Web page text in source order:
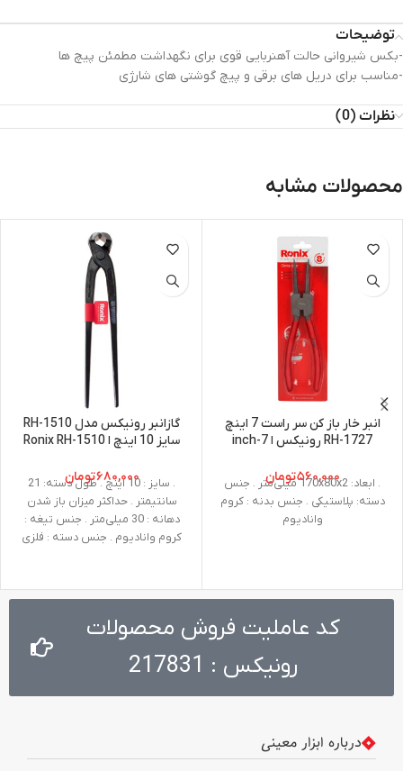
توضیحات
-بکس شیروانی حالت آهنربایی قوی برای نگهداشت مطمئن پیچ ها
-مناسب برای دریل های برقی و پیچ گوشتی های شارژی
نظرات (0)
محصولات مشابه
انبر خار باز کن سر راست 7 اینچ
RH-1727 رونیکس ا 7-inch
ronix
۵۶۰,۰۰۰تومان
. ابعاد: 170x80x2 میلی‌متر . جنس
دسته: پلاستیکی . جنس بدنه : کروم
وانادیوم
گازانبر رونیکس مدل RH-1510
سایز 10 اینچ ا Ronix RH-1510
۶۸۰,۰۰۰تومان
. سایز : 10 اینچ . طول دسته: 21
سانتیمتر . حداکثر میزان باز شدن
دهانه‌ : 30 میلی‌متر . جنس تیغه :
کروم وانادیوم . جنس دسته : فلزی
کد عاملیت فروش محصولات
رونیکس : 217831
درباره ابزار معینی